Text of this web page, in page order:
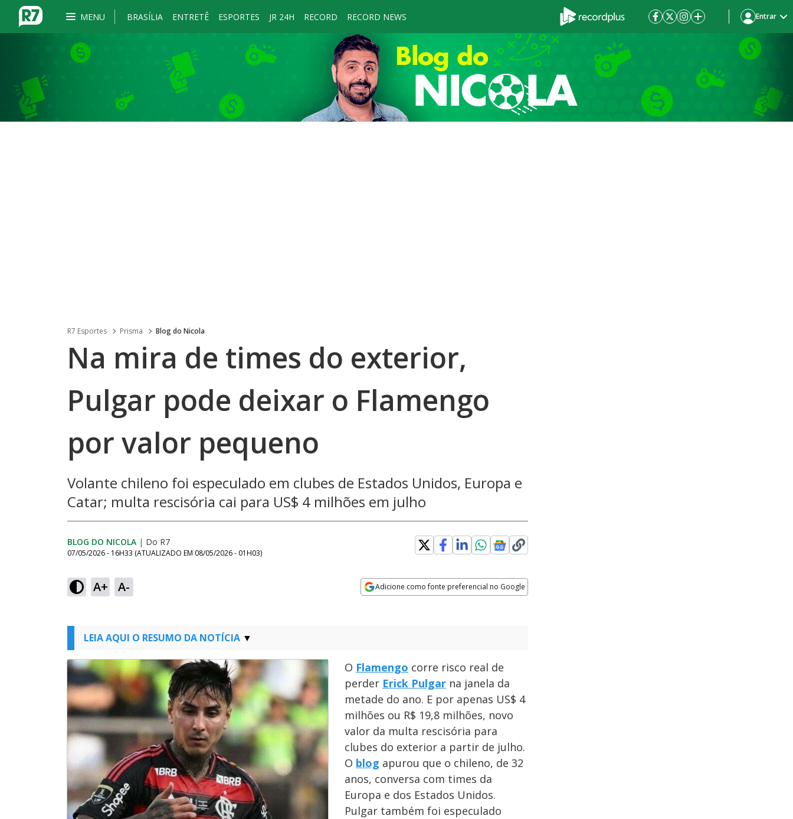
MENU BRASÍLIA ENTRETÊ ESPORTES JR 24H RECORD RECORD NEWS Entrar
R7 Esportes Prisma Blog do Nicola
Na mira de times do exterior,
Pulgar pode deixar o Flamengo
por valor pequeno
Volante chileno foi especulado em clubes de Estados Unidos, Europa e
Catar; multa rescisória cai para US$ 4 milhões em julho
BLOG DO NICOLA | Do R7
07/05/2026 - 16H33 (ATUALIZADO EM 08/05/2026 - 01H03)
A+ A- Adicione como fonte preferencial no Google
LEIA AQUI O RESUMO DA NOTÍCIA
O Flamengo corre risco real de
perder Erick Pulgar na janela da
metade do ano. E por apenas US$ 4
milhões ou R$ 19,8 milhões, novo
valor da multa rescisória para
clubes do exterior a partir de julho.
O blog apurou que o chileno, de 32
anos, conversa com times da
Europa e dos Estados Unidos.
Pulgar também foi especulado